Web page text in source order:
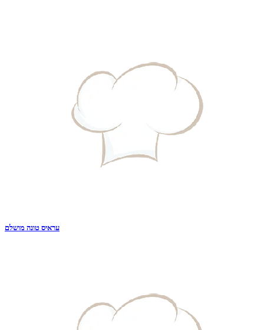
עראיס טונה מושלם